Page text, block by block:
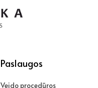
Paslaugos
Veido procedūros